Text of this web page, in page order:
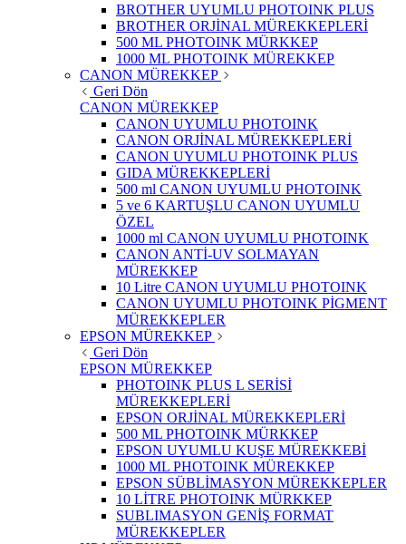
BROTHER UYUMLU PHOTOINK PLUS
BROTHER ORJİNAL MÜREKKEPLERİ
500 ML PHOTOINK MÜRKKEP
1000 ML PHOTOINK MÜREKKEP
CANON MÜREKKEP
Geri Dön
CANON MÜREKKEP
CANON UYUMLU PHOTOINK
CANON ORJİNAL MÜREKKEPLERİ
CANON UYUMLU PHOTOINK PLUS
GIDA MÜREKKEPLERİ
500 ml CANON UYUMLU PHOTOINK
5 ve 6 KARTUŞLU CANON UYUMLU
ÖZEL
1000 ml CANON UYUMLU PHOTOINK
CANON ANTİ-UV SOLMAYAN
MÜREKKEP
10 Litre CANON UYUMLU PHOTOINK
CANON UYUMLU PHOTOINK PİGMENT
MÜREKKEPLER
EPSON MÜREKKEP
Geri Dön
EPSON MÜREKKEP
PHOTOINK PLUS L SERİSİ
MÜREKKEPLERİ
EPSON ORJİNAL MÜREKKEPLERİ
500 ML PHOTOINK MÜRKKEP
EPSON UYUMLU KUŞE MÜREKKEBİ
1000 ML PHOTOINK MÜREKKEP
EPSON SÜBLİMASYON MÜREKKEPLER
10 LİTRE PHOTOINK MÜRKKEP
SUBLIMASYON GENİŞ FORMAT
MÜREKKEPLER